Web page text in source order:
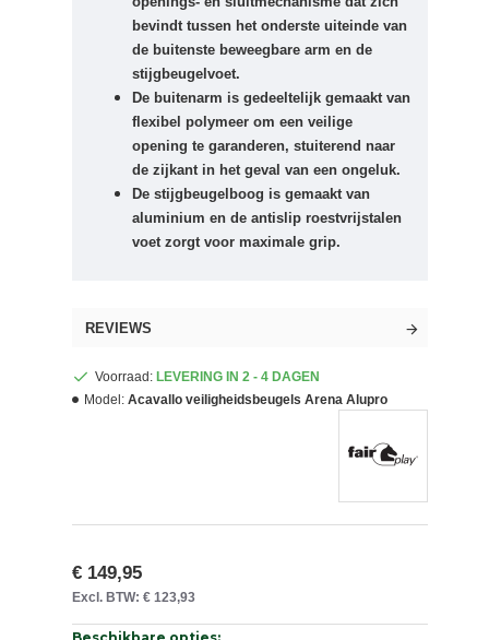
bevindt tussen het onderste uiteinde van
de buitenste beweegbare arm en de
stijgbeugelvoet.
De buitenarm is gedeeltelijk gemaakt van
flexibel polymeer om een ​​veilige
opening te garanderen, stuiterend naar
de zijkant in het geval van een ongeluk.
De stijgbeugelboog is gemaakt van
aluminium en de antislip roestvrijstalen
voet zorgt voor maximale grip.
REVIEWS
Voorraad: LEVERING IN 2 - 4 DAGEN
Model: Acavallo veiligheidsbeugels Arena Alupro
€ 149,95
Excl. BTW: € 123,93